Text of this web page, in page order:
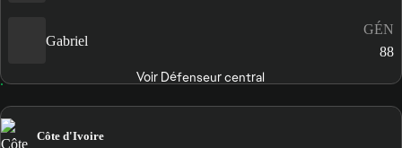
Gabriel
GÉN
88
Voir Défenseur central
Côte d'Ivoire